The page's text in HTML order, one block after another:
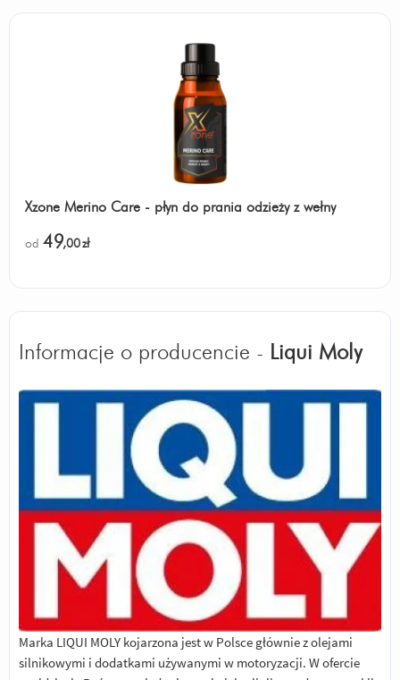
Xzone Merino Care - płyn do prania odzieży z wełny
od 49,00zł
Informacje o producencie - Liqui Moly
Marka LIQUI MOLY kojarzona jest w Polsce głównie z olejami
silnikowymi i dodatkami używanymi w motoryzacji. W ofercie